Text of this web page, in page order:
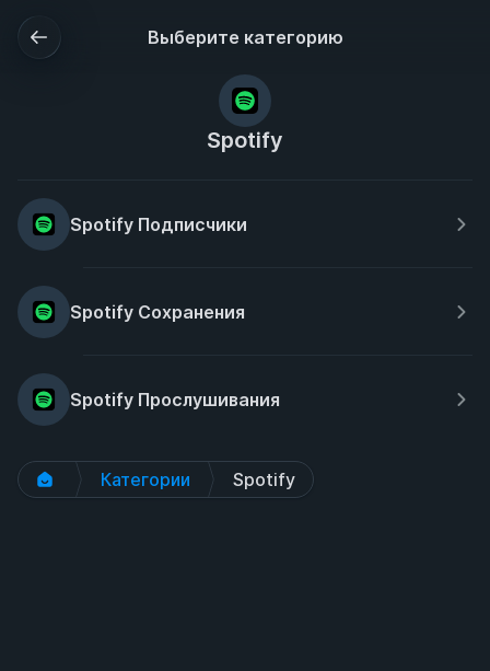
Выберите категорию
Spotify
Spotify Подписчики
Spotify Сохранения
Spotify Прослушивания
Категории Spotify